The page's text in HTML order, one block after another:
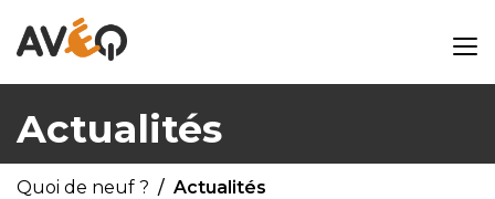
Actualités
Quoi de neuf ? Actualités